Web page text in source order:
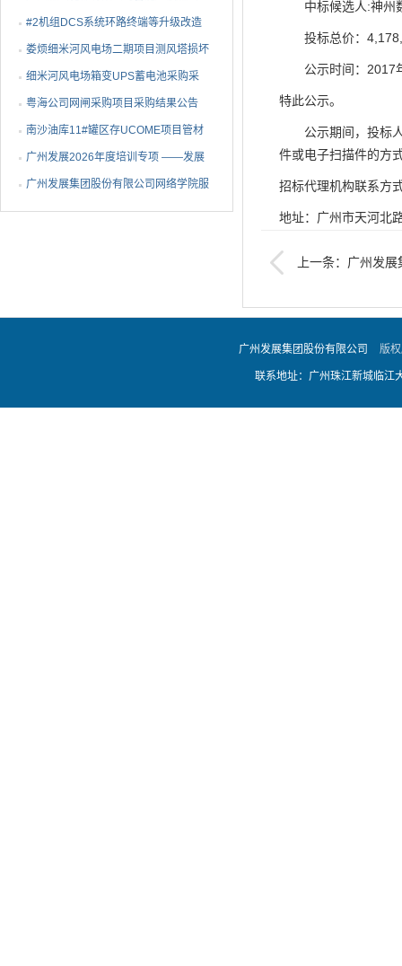
中标候选人:神州
投标总价：
公示时间： 2017
特此公示。
公示期间，投标
件或电子扫描件的方
招标代理机构联系方
地址：广州市天河北
联系人：刘素云
上一条：广州发
目编号：0724-
PE管道定位仪采购项目采...
#2机组DCS系统环路终端等升级改造
物资公开询比采购采购结...
娄烦细米河风电场二期项目测风塔损坏
设备采购采购结果公告
细米河风电场箱变UPS蓄电池采购采
购结果公告
粤海公司网闸采购项目采购结果公告
南沙油库11#罐区存UCOME项目管材
采购采购结果公告
广州发展2026年度培训专项 ——发展
大讲堂、中高层领导干...
广州发展集团股份有限公司网络学院服
务采购结果公告
广州发展集团股份有限公司 版
联系地址：广州珠江新城临江